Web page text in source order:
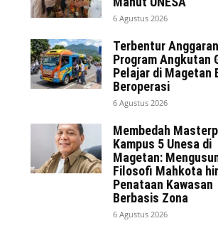
6 Agustus 2026
Terbentur
Program Angkutan
Pelajar di Magetan
Beroperasi
6 Agustus 2026
Membedah
Kampus 5 Unesa di
Magetan:
Filosofi Mahkota
Penataan Kawasan
Berbasis Zona
6 Agustus 2026